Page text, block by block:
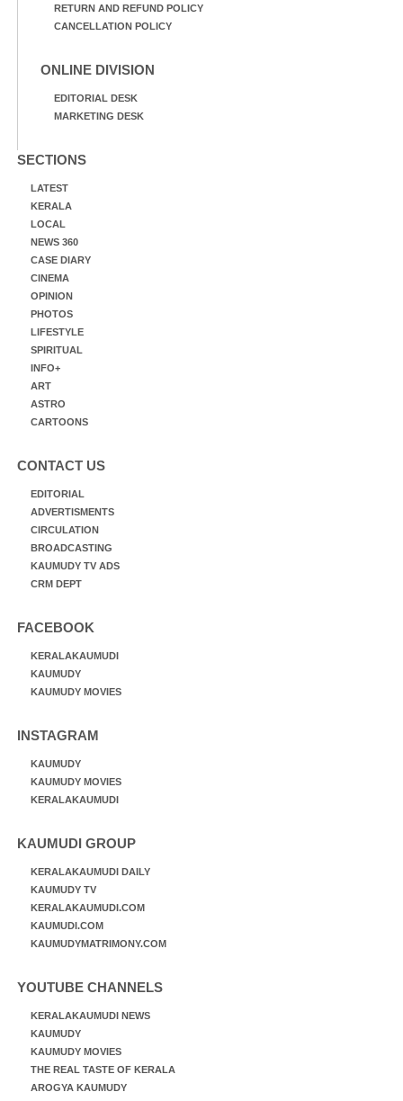
RETURN AND REFUND POLICY
CANCELLATION POLICY
ONLINE DIVISION
EDITORIAL DESK
MARKETING DESK
SECTIONS
LATEST
KERALA
LOCAL
NEWS 360
CASE DIARY
CINEMA
OPINION
PHOTOS
LIFESTYLE
SPIRITUAL
INFO+
ART
ASTRO
CARTOONS
CONTACT US
EDITORIAL
ADVERTISMENTS
CIRCULATION
BROADCASTING
KAUMUDY TV ADS
CRM DEPT
FACEBOOK
KERALAKAUMUDI
KAUMUDY
KAUMUDY MOVIES
INSTAGRAM
KAUMUDY
KAUMUDY MOVIES
KERALAKAUMUDI
KAUMUDI GROUP
KERALAKAUMUDI DAILY
KAUMUDY TV
KERALAKAUMUDI.COM
KAUMUDI.COM
KAUMUDYMATRIMONY.COM
YOUTUBE CHANNELS
KERALAKAUMUDI NEWS
KAUMUDY
KAUMUDY MOVIES
THE REAL TASTE OF KERALA
AROGYA KAUMUDY